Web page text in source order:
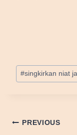
Post
Tags:
#singkirkan niat
Post
PREVIOUS